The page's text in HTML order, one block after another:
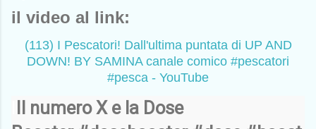
il video al link:
(113) I Pescatori! Dall'ultima puntata di UP AND
DOWN! BY SAMINA canale comico #pescatori
#pesca - YouTube
Il numero X e la Dose